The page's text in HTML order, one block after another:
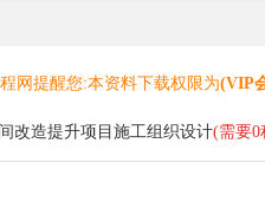
网提醒您:本资料下载权限为(VIP
改造提升项目施工组织设计(需要0